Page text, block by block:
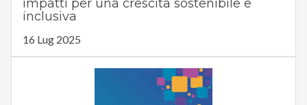
impatti per una crescita sostenibile e
inclusiva
16 Lug 2025